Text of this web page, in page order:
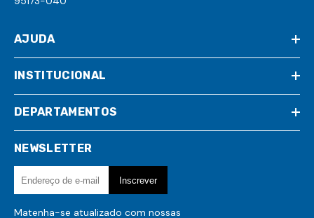
AJUDA
INSTITUCIONAL
DEPARTAMENTOS
NEWSLETTER
Matenha-se atualizado com nossas